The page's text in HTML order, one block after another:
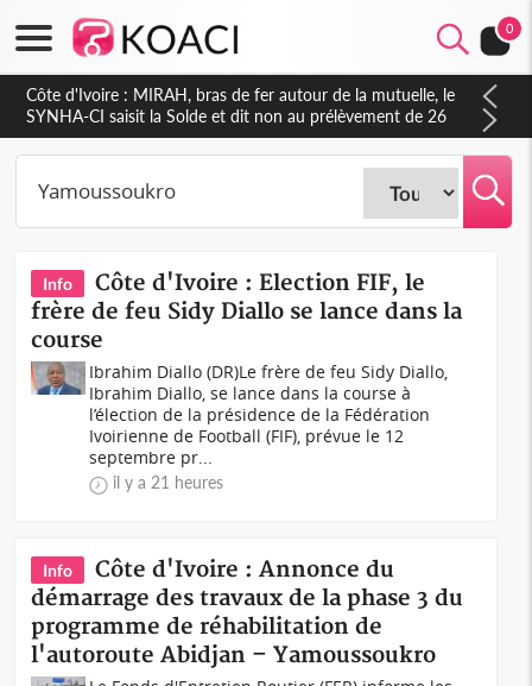
0
Côte d'Ivoire : MIRAH, bras de fer autour de la mutuelle, le
SYNHA-CI saisit la Solde et dit non au prélèvement de 26
000 FCFA sur les salaires des agents
Info
Côte d'Ivoire : Election FIF, le
frère de feu Sidy Diallo se lance dans la
course
Ibrahim Diallo (DR)Le frère de feu Sidy Diallo,
Ibrahim Diallo, se lance dans la course à
l’élection de la présidence de la Fédération
Ivoirienne de Football (FIF), prévue le 12
septembre pr...
il y a 21 heures
Info
Côte d'Ivoire : Annonce du
démarrage des travaux de la phase 3 du
programme de réhabilitation de
l'autoroute Abidjan – Yamoussoukro